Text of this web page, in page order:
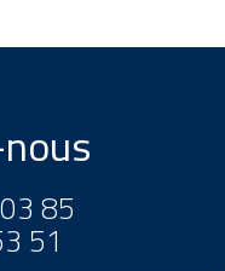
Tresserve
85
51